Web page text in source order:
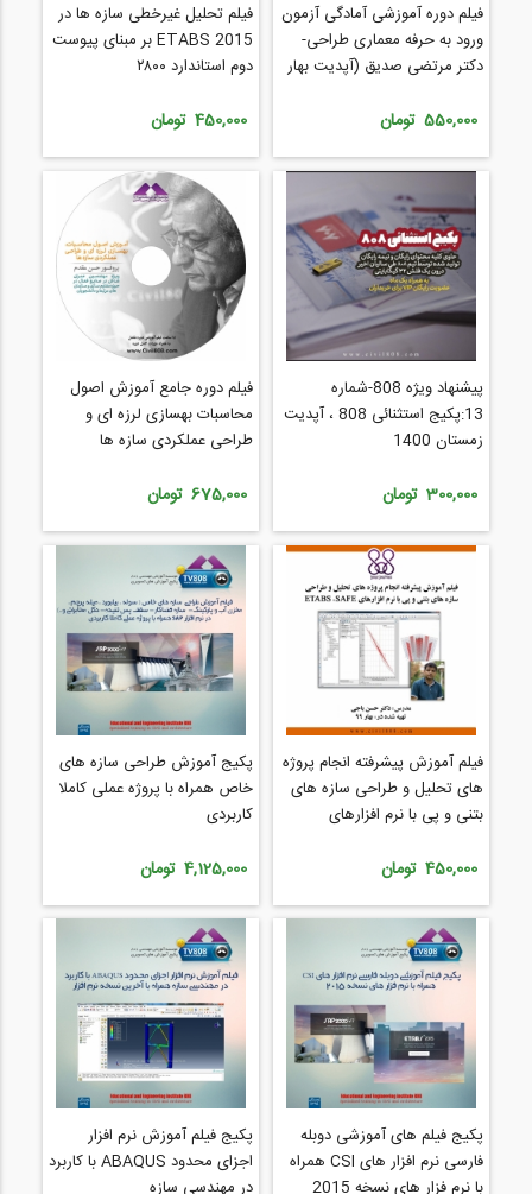
فیلم دوره آموزشی آمادگی آزمون
ورود به حرفه معماری طراحی-
دکتر مرتضی صدیق (آپدیت بهار
550,000 تومان
فیلم تحلیل غیرخطی سازه ها در
ETABS 2015 بر مبنای پیوست
دوم استاندارد ۲۸۰۰
450,000 تومان
پیشنهاد ویژه 808-شماره
13:پکیج استثنائی 808 ، آپدیت
زمستان 1400
300,000 تومان
فیلم دوره جامع آموزش اصول
محاسبات بهسازی لرزه ای و
طراحی عملکردی سازه ها
675,000 تومان
فیلم آموزش پیشرفته انجام پروژه
های تحلیل و طراحی سازه های
بتنی و پی با نرم افزارهای
450,000 تومان
پکیج آموزش طراحی سازه های
خاص همراه با پروژه عملی کاملا
کاربردی
4,125,000 تومان
پکیج فیلم های آموزشی دوبله
فارسی نرم افزار های CSI همراه
با نرم فزار های نسخه 2015
پکیج فیلم آموزش نرم افزار
اجزای محدود ABAQUS با کاربرد
در مهندسی سازه